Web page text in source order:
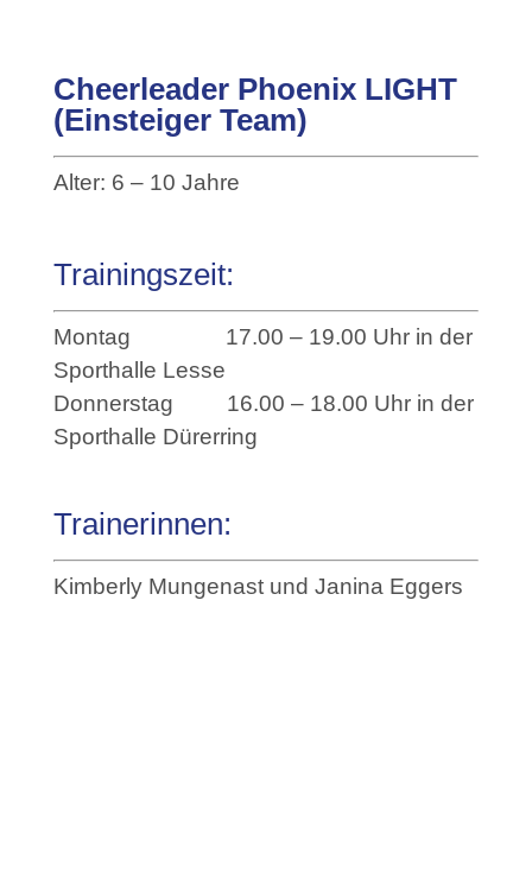
Cheerleader Phoenix LIGHT
(Einsteiger Team)
Alter: 6 – 10 Jahre
Trainingszeit:
Montag 17.00 – 19.00 Uhr in der
Sporthalle Lesse
Donnerstag 16.00 – 18.00 Uhr in der
Sporthalle Dürerring
Trainerinnen:
Kimberly Mungenast und Janina Eggers